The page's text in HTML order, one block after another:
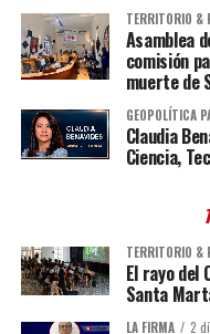
TERRITORIO &
Asamblea
comisión
muerte de
GEOPOLÍTICA
Claudia
Ciencia,
TERRITORIO &
El rayo del
Santa
LA FIRMA 2